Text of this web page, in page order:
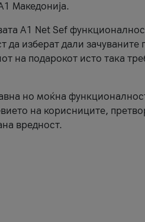
Македонија.
А1 Net Sef
изберат дали зачуваните
на подарокот исто така
но моќна
на корисниците,
вредност.